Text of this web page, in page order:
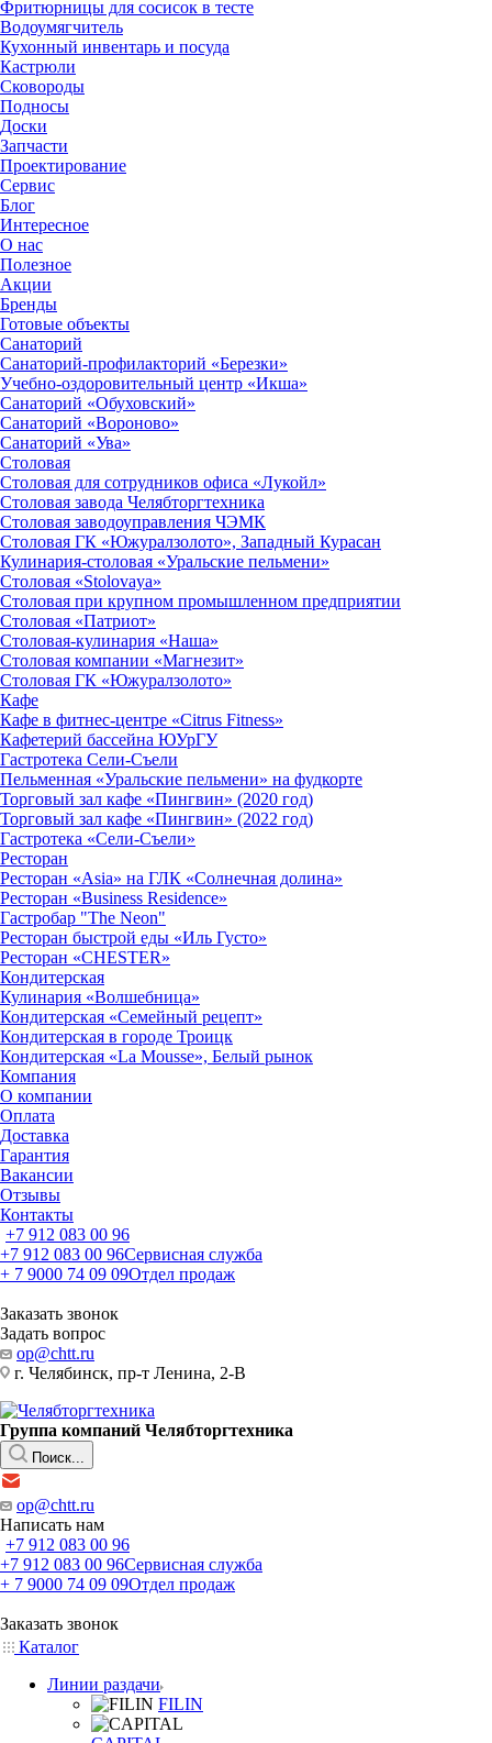
Фритюрницы для сосисок в тесте
Водоумягчитель
Кухонный инвентарь и посуда
Кастрюли
Сковороды
Подносы
Доски
Запчасти
Проектирование
Сервис
Блог
Интересное
О нас
Полезное
Акции
Бренды
Готовые объекты
Санаторий
Санаторий-профилакторий «Березки»
Учебно-оздоровительный центр «Икша»
Санаторий «Обуховский»
Санаторий «Вороново»
Санаторий «Ува»
Столовая
Столовая для сотрудников офиса «Лукойл»
Столовая завода Челябторгтехника
Столовая заводоуправления ЧЭМК
Столовая ГК «Южуралзолото», Западный Курасан
Кулинария-столовая «Уральские пельмени»
Столовая «Stolovaya»
Столовая при крупном промышленном предприятии
Столовая «Патриот»
Столовая-кулинария «Наша»
Столовая компании «Магнезит»
Столовая ГК «Южуралзолото»
Кафе
Кафе в фитнес-центре «Citrus Fitness»
Кафетерий бассейна ЮУрГУ
Гастротека Сели-Съели
Пельменная «Уральские пельмени» на фудкорте
Торговый зал кафе «Пингвин» (2020 год)
Торговый зал кафе «Пингвин» (2022 год)
Гастротека «Сели-Съели»
Ресторан
Ресторан «Asia» на ГЛК «Солнечная долина»
Ресторан «Business Residence»
Гастробар "The Neon"
Ресторан быстрой еды «Иль Густо»
Ресторан «CHESTER»
Кондитерская
Кулинария «Волшебница»
Кондитерская «Семейный рецепт»
Кондитерская в городе Троицк
Кондитерская «La Mousse», Белый рынок
Компания
О компании
Оплата
Доставка
Гарантия
Вакансии
Отзывы
Контакты
+7 912 083 00 96
+7 912 083 00 96Сервисная служба
+ 7 9000 74 09 09Отдел продаж
Заказать звонок
Задать вопрос
op@chtt.ru
г. Челябинск, пр-т Ленина, 2-В
Группа компаний Челябторгтехника
Поиск...
op@chtt.ru
Написать нам
+7 912 083 00 96
+7 912 083 00 96Сервисная служба
+ 7 9000 74 09 09Отдел продаж
Заказать звонок
Каталог
Линии раздачи
FILIN